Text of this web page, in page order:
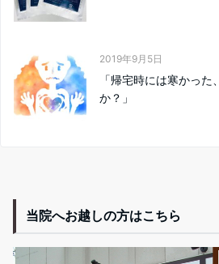
2019年9月5日
「帰宅時には寒かっ
か？」
当院へお越しの方はこちら